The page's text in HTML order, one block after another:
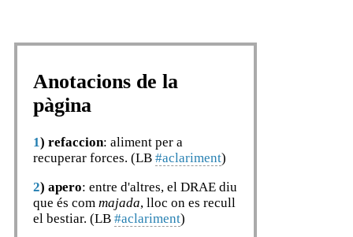
Anotacions de la
pàgina
1) refaccion: aliment per a
recuperar forces. (LB #aclariment)
2) apero: entre d'altres, el DRAE diu
que és com majada, lloc on es recull
el bestiar. (LB #aclariment)